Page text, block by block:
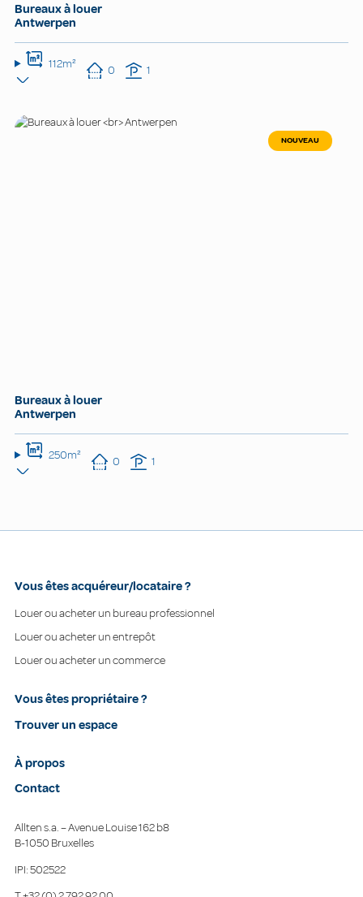
Bureaux à louer
Antwerpen
112m² 0 1
NOUVEAU
Bureaux à louer
Antwerpen
250m² 0 1
Vous êtes acquéreur/locataire ?
Louer ou acheter un bureau professionnel
Louer ou acheter un entrepôt
Louer ou acheter un commerce
Vous êtes propriétaire ?
Trouver un espace
À propos
Contact
Allten s.a. – Avenue Louise 162 b8
B-1050 Bruxelles
IPI: 502522